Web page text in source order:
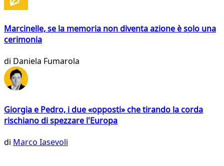
Marcinelle, se la memoria non diventa azione è solo una
cerimonia
di Daniela Fumarola
Giorgia e Pedro, i due «opposti» che tirando la corda
rischiano di spezzare l'Europa
di Marco Iasevoli